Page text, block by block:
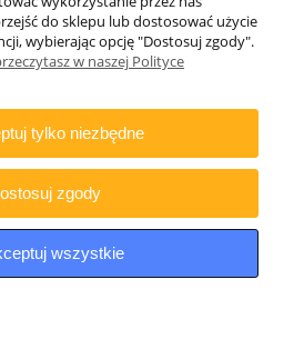
Wszelkie prawa zastrzeżone.
do sklepu lub dostosować użycie
wybierając opcję "Dostosuj zgody".
w naszej Polityce
tylko niezbędne
zgody
wszystkie